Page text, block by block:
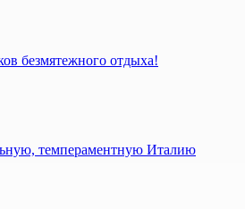
безмятежного отдыха!
темпераментную Италию